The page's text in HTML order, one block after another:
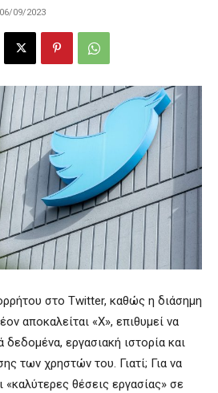
06/09/2023
στο Twitter, καθώς η διάσημη
αποκαλείται «Χ», επιθυμεί να
δεδομένα, εργασιακή ιστορία και
των χρηστών του. Γιατί; Για να
«καλύτερες θέσεις εργασίας» σε